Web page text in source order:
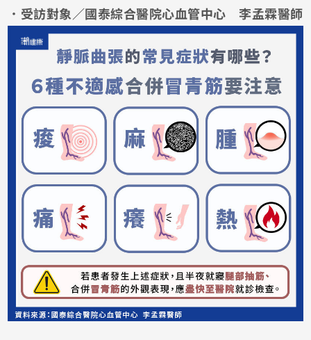
．受訪對象／國泰綜合醫院心血管中心 李孟霖醫師